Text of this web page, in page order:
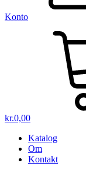
Konto
kr.0,00
Katalog
Om
Kontakt